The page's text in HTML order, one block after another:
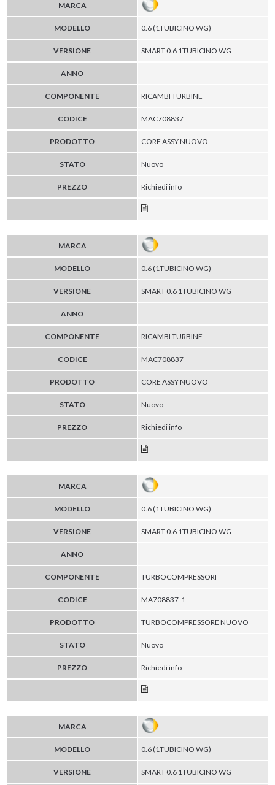
MARCA
MODELLO 0.6 (1TUBICINO WG)
VERSIONE SMART 0.6 1TUBICINO WG
ANNO
COMPONENTE RICAMBI TURBINE
CODICE MAC708837
PRODOTTO CORE ASSY NUOVO
STATO Nuovo
PREZZO Richiedi info
MARCA
MODELLO 0.6 (1TUBICINO WG)
VERSIONE SMART 0.6 1TUBICINO WG
ANNO
COMPONENTE RICAMBI TURBINE
CODICE MAC708837
PRODOTTO CORE ASSY NUOVO
STATO Nuovo
PREZZO Richiedi info
MARCA
MODELLO 0.6 (1TUBICINO WG)
VERSIONE SMART 0.6 1TUBICINO WG
ANNO
COMPONENTE TURBOCOMPRESSORI
CODICE MA708837-1
PRODOTTO TURBOCOMPRESSORE NUOVO
STATO Nuovo
PREZZO Richiedi info
MARCA
MODELLO 0.6 (1TUBICINO WG)
VERSIONE SMART 0.6 1TUBICINO WG